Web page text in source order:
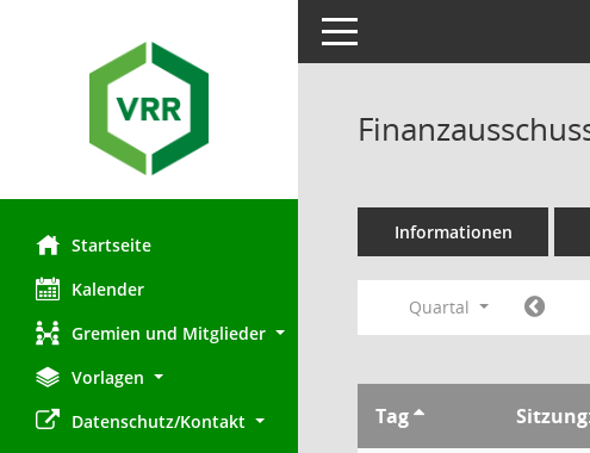
Startseite
Kalender
Gremien und Mitglieder
Vorlagen
Datenschutz/Kontakt
Toggle navigation
Informationen
Quartal
Tag